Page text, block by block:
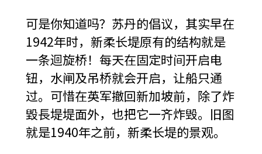
可是你知道吗？苏丹的倡议，其实早在
1942年时，新柔长堤原有的结构就是
一条迴旋桥！每天在固定时间开启电
钮，水闸及吊桥就会开启，让船只通
过。可惜在英军撤回新加坡前，除了炸
毀長堤堤面外，也把它一齐炸毁。旧图
就是1940年之前，新柔长堤的景观。